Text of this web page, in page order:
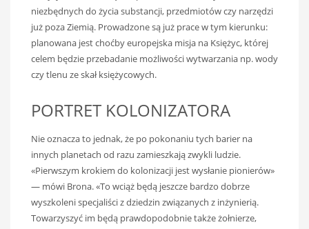
niezbędnych do życia substancji, przedmiotów czy narzędzi
już poza Ziemią. Prowadzone są już prace w tym kierunku:
planowana jest choćby europejska misja na Księżyc, której
celem będzie przebadanie możliwości wytwarzania np. wody
czy tlenu ze skał księżycowych.
PORTRET KOLONIZATORA
Nie oznacza to jednak, że po pokonaniu tych barier na
innych planetach od razu zamieszkają zwykli ludzie.
«Pierwszym krokiem do kolonizacji jest wysłanie pionierów»
— mówi Brona. «To wciąż będą jeszcze bardzo dobrze
wyszkoleni specjaliści z dziedzin związanych z inżynierią.
Towarzyszyć im będą prawdopodobnie także żołnierze,